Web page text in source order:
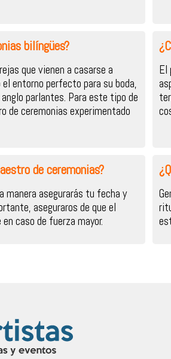
bilíngües?
que vienen a casarse a
entorno perfecto para su boda,
parlantes. Para este tipo de
de ceremonias experimentado
El
de ceremonias?
manera asegurarás tu fecha y
aseguraros de que el
caso de fuerza mayor.